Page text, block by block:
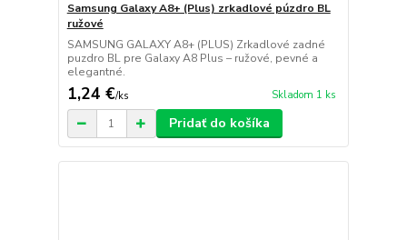
Samsung Galaxy A8+ (Plus) zrkadlové púzdro BL
ružové
SAMSUNG GALAXY A8+ (PLUS) Zrkadlové zadné
puzdro BL pre Galaxy A8 Plus – ružové, pevné a
elegantné.
1,24 €/ks Skladom 1 ks
Pridať do košíka